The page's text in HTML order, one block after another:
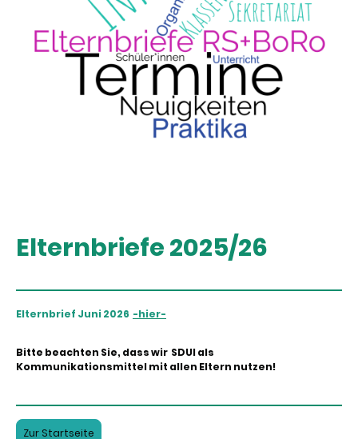
Elternbriefe 2025/26
Elternbrief Juni 2026 -hier-
Bitte beachten Sie, dass wir SDUI als
Kommunikationsmittel mit allen Eltern nutzen!
Zur Startseite